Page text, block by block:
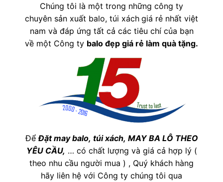
Chúng tôi là một trong những công ty
chuyên sản xuất balo, túi xách giá rẻ nhất việt
nam và đáp ứng tất cả các tiêu chí của bạn
về một Công ty balo đẹp giá rẻ làm quà tặng.
ĐểĐặt may balo, túi xách, MAY BA LÔ THEO
YÊU CẦU, … có chất lượng và giá cả hợp lý (
theo nhu cầu người mua ) , Quý khách hàng
hãy liên hệ với Công ty chúng tôi qua